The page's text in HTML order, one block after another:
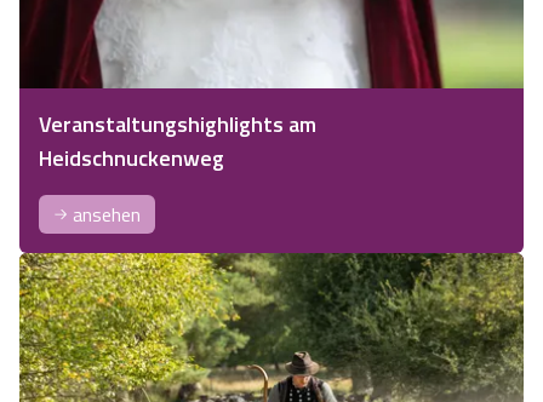
Veranstaltungshighlights am
Heidschnuckenweg
ansehen